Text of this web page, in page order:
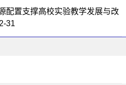
配置支撑高校实验教学发展与改
31